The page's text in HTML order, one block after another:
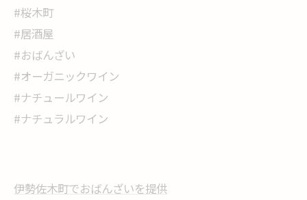
#桜木町
#居酒屋
#おばんざい
#オーガニックワイン
#ナチュールワイン
#ナチュラルワイン
伊勢佐木町でおばんざいを提供